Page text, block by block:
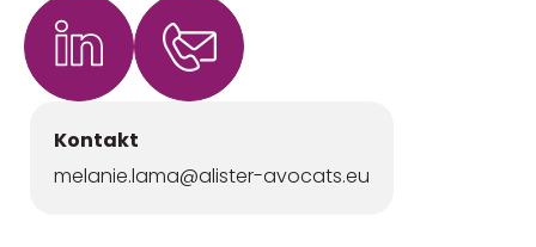
Kontakt
melanie.lama@alister-avocats.eu